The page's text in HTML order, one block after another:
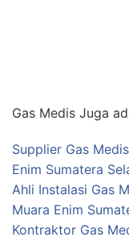
Gas Medis Juga
Supplier Gas
Enim Sumatera
Ahli Instalasi Gas
Muara Enim
Kontraktor Gas